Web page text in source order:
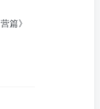
篇》